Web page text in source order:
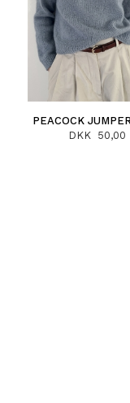
DKK 50,00